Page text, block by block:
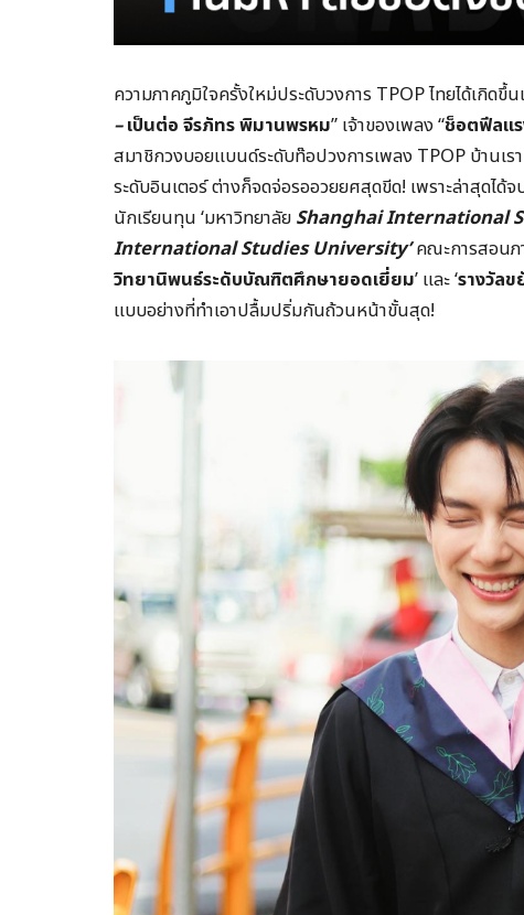
ความภาคภูมิใจครั้งใหม่ประดับวงการ TPOP ไทยได้เกิดขึ้
–เป็นต่อ จีรภัทรพิมานพรหม” เจ้าของเพลง “ช็อตฟีลแ
สมาชิกวงบอยแบนด์ระดับท๊อปวงการเพลง TPOP บ้านเรา
ระดับอินเตอร์ ต่างก็จดจ่อรออวยยศสุดขีด! เพราะล่าสุดได้
นักเรียนทุน ‘มหาวิทยาลัย Shanghai International
International Studies University’คณะการสอนภ
วิทยานิพนธ์ระดับบัณฑิตศึกษายอดเยี่ยม’ และ ‘รางวัล
แบบอย่างที่ทำเอาปลื้มปริ่มกันถ้วนหน้าขั้นสุด!